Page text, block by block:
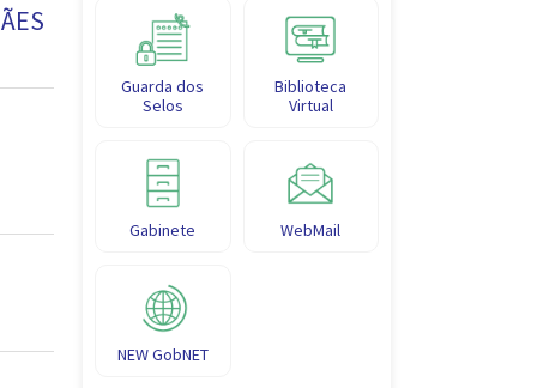
Guarda dos
Selos
Biblioteca
Virtual
Gabinete WebMail
NEW GobNET